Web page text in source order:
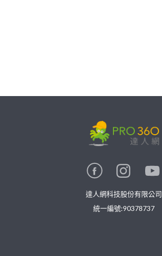
達人網科技股份有限公司
統一編號:90378737